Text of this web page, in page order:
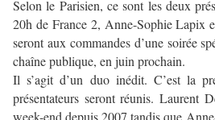
Selon le Parisien, ce sont les deux
20h de France 2, Anne-Sophie Lapix
seront aux commandes d’une soirée
chaîne publique, en juin prochain.
Il s’agit d’un duo inédit. C’est la
présentateurs seront réunis. Laurent
week-end depuis 2007 tandis que